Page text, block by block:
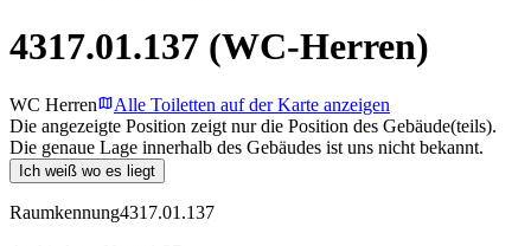
4317.01.137 (WC-Herren)
WC Herren
Alle Toiletten auf der Karte anzeigen
Die angezeigte Position zeigt nur die Position des Gebäude(teils).
Die genaue Lage innerhalb des Gebäudes ist uns nicht bekannt.
Ich weiß wo es liegt
Raumkennung4317.01.137